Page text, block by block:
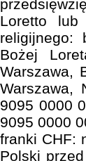
Loretto
religijnego:
Bożej
Warszawa,
Warszawa,
9095 0000
9095 0000
franki CHF:
Polski